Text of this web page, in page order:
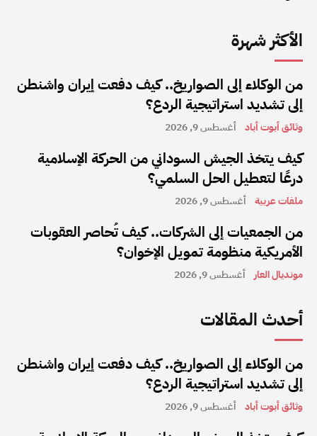
الأكثر شهرة
من الوكلاء إلى الصواريخ.. كيف دفعت إيران واشنطن
إلى تشديد استراتيجية الردع؟
وثائق أبوت أباد أغسطس 9, 2026
كيف يتخذ الجيش السوداني من الحركة الإسلامية
درعًا لتعطيل الحل السلمي؟
ملفات عربية أغسطس 9, 2026
من الجمعيات إلى الشركات.. كيف تُحاصر العقوبات
الأمريكية منظومة تمويل الإخوان؟
مونديال العار أغسطس 9, 2026
أحدث المقالات
من الوكلاء إلى الصواريخ.. كيف دفعت إيران واشنطن
إلى تشديد استراتيجية الردع؟
وثائق أبوت أباد أغسطس 9, 2026